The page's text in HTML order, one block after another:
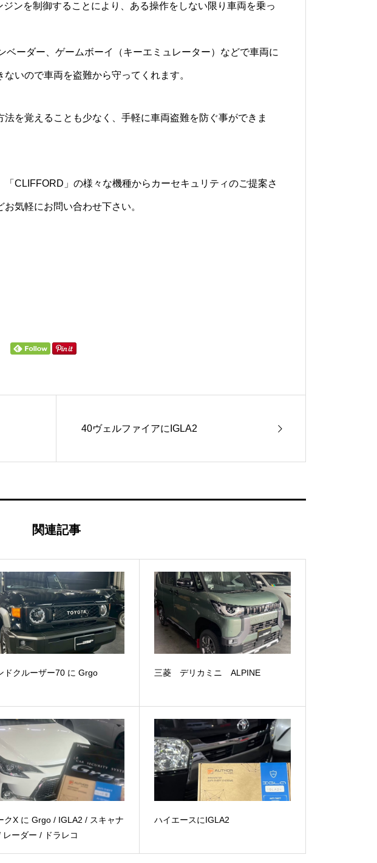
ンを制御することにより、ある操作をしない限り車両を乗っ
ーダー、ゲームボーイ（キーエミュレーター）などで車両に
いので車両を盗難から守ってくれます。
を覚えることも少なく、手軽に車両盗難を防ぐ事ができま
CLIFFORD」の様々な機種からカーセキュリティのご提案さ
気軽にお問い合わせ下さい。
40ヴェルファイアにIGLA2
関連記事
ドクルーザー70 に Grgo 三菱 デリカミニ ALPINE
クX に Grgo / IGLA2 / スキャナ
レーダー / ドラレコ
ハイエースにIGLA2